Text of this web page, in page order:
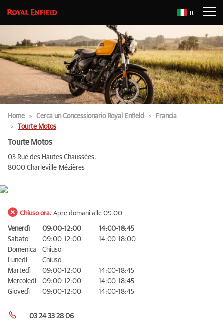
It
Home Cerca un Concessionario Royal Enfield
Francia
Tourte Motos
Tourte Motos
03 Rue des Hautes Chaussées,
8000 Charleville-Mézières
Chiuso ora. Apre domani alle 09:00
Venerdì 09:00-12:00
14:00-18:45
Sabato
09:00-12:00
14:00-18:00
Domenica
Chiuso
Lunedì
Chiuso
Martedì
09:00-12:00
14:00-18:45
Mercoledì
09:00-12:00
14:00-18:45
Giovedì
09:00-12:00 14:00-18:45
03 24 33 28 06